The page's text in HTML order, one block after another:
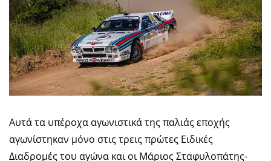
Αυτά τα υπέροχα αγωνιστικά της παλιάς εποχής
αγωνίστηκαν μόνο στις τρεις πρώτες Ειδικές
Διαδρομές του αγώνα και οι Μάριος Σταφυλοπάτης-